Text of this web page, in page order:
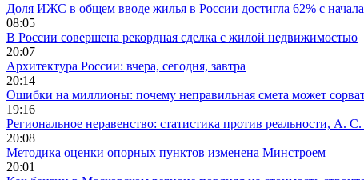
Доля ИЖС в общем вводе жилья в России достигла 62% с начала
08:05
В России совершена рекордная сделка с жилой недвижимостью
20:07
Архитектура России: вчера, сегодня, завтра
20:14
Ошибки на миллионы: почему неправильная смета может
19:16
Региональное неравенство: статистика против реальности, А.
20:08
Методика оценки опорных пунктов изменена Минстроем
20:01